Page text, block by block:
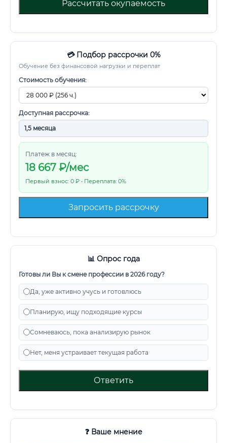
Рассчитать окупаемость
💳 Подбор рассрочки 0%
Обучение без финансовой нагрузки и переплат
Стоимость обучения:
Доступная рассрочка:
Платеж в месяц:
18 667 ₽/мес
Первый взнос: 0 ₽ • Переплата: 0%
Запросить рассрочку
📊 Опрос года
Готовы ли Вы к смене профессии в 2026 году?
Да, уже активно учусь и готовлюсь
Планирую, ищу подходящие курсы
Сомневаюсь, пока анализирую рынок
Нет, меня устраивает текущая работа
Ответить
❓ Ваше мнение